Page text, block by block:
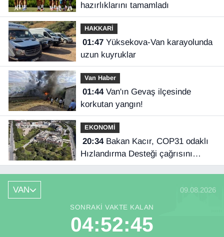
hazırlıklarını tamamladı
HAKKARİ
01:47Yüksekova-Van karayolunda
uzun kuyruklar
Van Haber
01:44Van'ın Gevaş ilçesinde
korkutan yangın!
EKONOMİ
20:34Bakan Kacır, COP31 odaklı
Hızlandırma Desteği çağrısını
açıkladı
VAN 09.08.2026
SONRAKI VAKTE KALAN
04:52:45